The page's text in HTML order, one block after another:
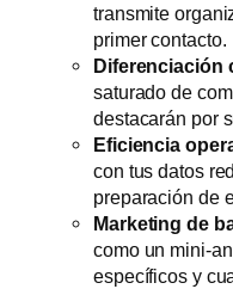
transmite
primer contacto.
Diferenciación
saturado de
destacarán por
Eficiencia
con tus datos
preparación de
Marketing de
como un mini-
específicos y